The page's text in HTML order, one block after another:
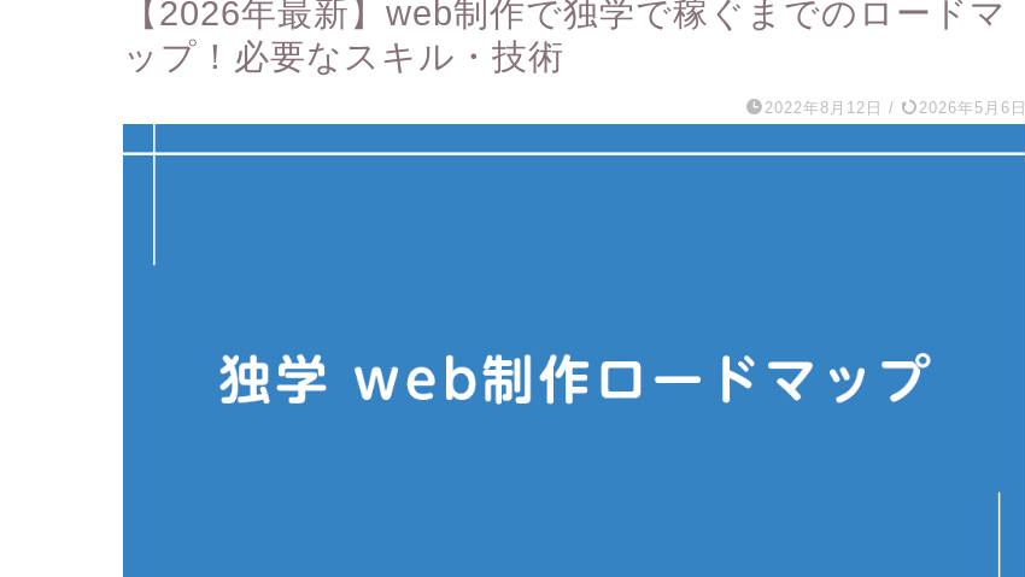
【2026年最新】web制作で独学で稼ぐまでのロードマ
ップ！必要なスキル・技術
2022年8月12日 / 2026年5月6日